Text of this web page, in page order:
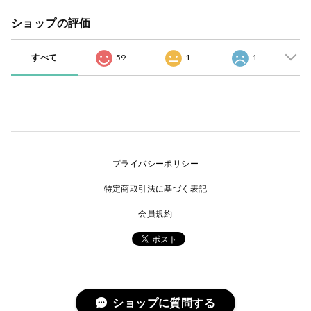
ショップの評価
すべて 59 1 1
プライバシーポリシー
特定商取引法に基づく表記
会員規約
ショップに質問する